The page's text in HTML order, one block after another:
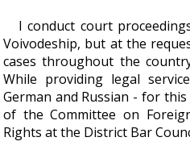
I conduct court
Voivodeship, but at the
cases throughout the
While providing legal
German and Russian - for
of the Committee on
Rights at the District Bar